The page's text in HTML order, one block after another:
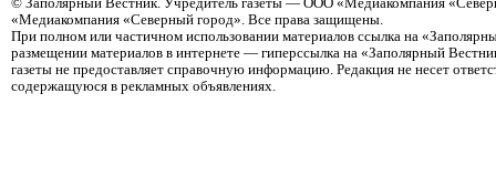
© Заполярный Вестник. Учредитель газеты — ООО «Медиакомпания
«Медиакомпания «Северный город». Все права защищены.
При полном или частичном использовании материалов ссылка на
размещении материалов в интернете — гиперссылка на «Заполярный
газеты не предоставляет справочную информацию. Редакция не несет
содержащуюся в рекламных объявлениях.